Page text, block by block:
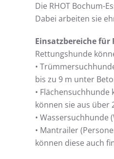
Die RHOT Bochum-
Dabei arbeiten sie
Einsatzbereiche für
Rettungshunde
•
bis zu 9 m unter
•
können sie aus über
• Wassersuchhunde
• Mantrailer
können diese auch